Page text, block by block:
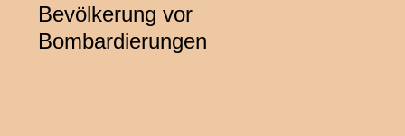
Bevölkerung vor
Bombardierungen